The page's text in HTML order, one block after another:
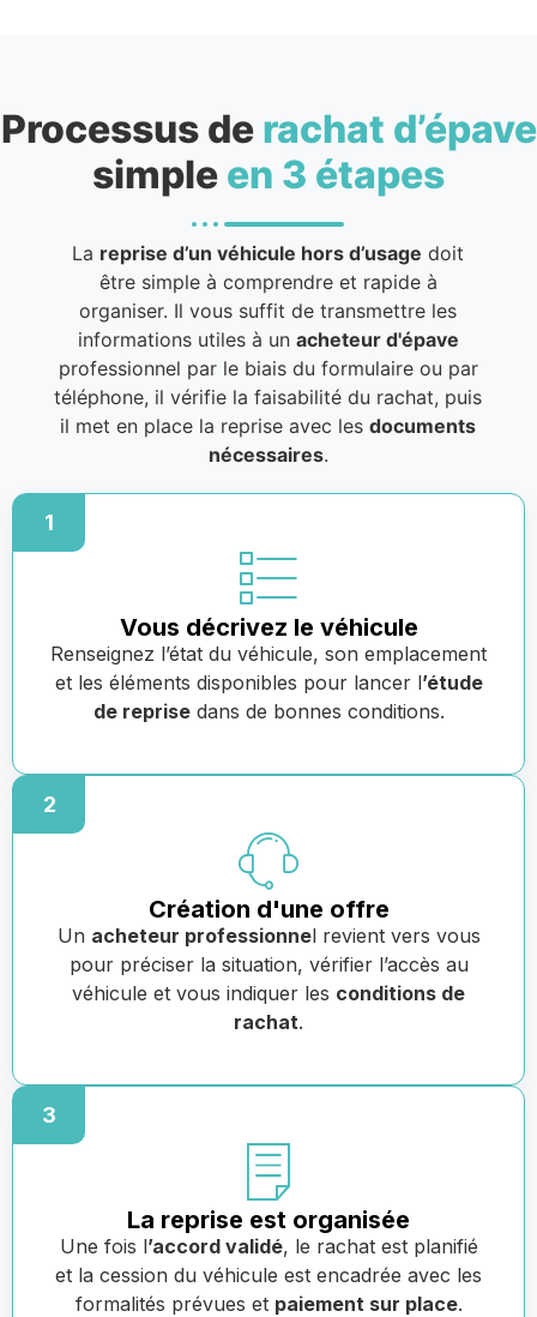
Processus de rachat d’épave
simple en 3 étapes
La reprise d’un véhicule hors d’usage doit
être simple à comprendre et rapide à
organiser. Il vous suffit de transmettre les
informations utiles à un acheteur d'épave
professionnel par le biais du formulaire ou par
téléphone, il vérifie la faisabilité du rachat, puis
il met en place la reprise avec lesdocuments
nécessaires.
1
Vous décrivez le véhicule
Renseignez l’état du véhicule, son emplacement
et les éléments disponibles pour lancer l’étude
de reprisedans de bonnes conditions.
2
Création d'une offre
Un acheteur professionnel revient vers vous
pour préciser la situation, vérifier l’accès au
véhicule et vous indiquer les conditions de
rachat.
3
La reprise est organisée
Une fois l’accord validé, le rachat est planifié
et la cession du véhicule est encadrée avec les
formalités prévues et paiement sur place.